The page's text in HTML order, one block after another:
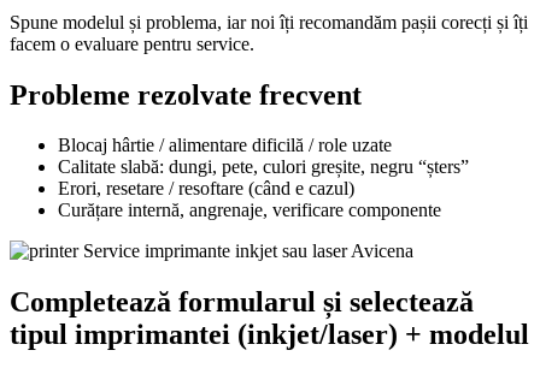
Spune modelul și problema, iar noi îți recomandăm pașii corecți și îți
facem o evaluare pentru service.
Probleme rezolvate frecvent
Blocaj hârtie / alimentare dificilă / role uzate
Calitate slabă: dungi, pete, culori greșite, negru “șters”
Erori, resetare / resoftare (când e cazul)
Curățare internă, angrenaje, verificare componente
Completează formularul și selectează
tipul imprimantei (inkjet/laser) + modelul